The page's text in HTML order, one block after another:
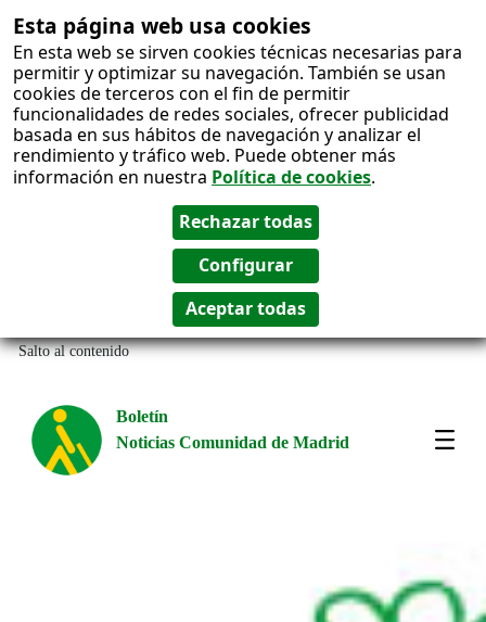
Esta página web usa cookies
En esta web se sirven cookies técnicas necesarias para
permitir y optimizar su navegación. También se usan
cookies de terceros con el fin de permitir
funcionalidades de redes sociales, ofrecer publicidad
basada en sus hábitos de navegación y analizar el
rendimiento y tráfico web. Puede obtener más
información en nuestra Política de cookies.
Salto al contenido
Boletín
Noticias Comunidad de Madrid